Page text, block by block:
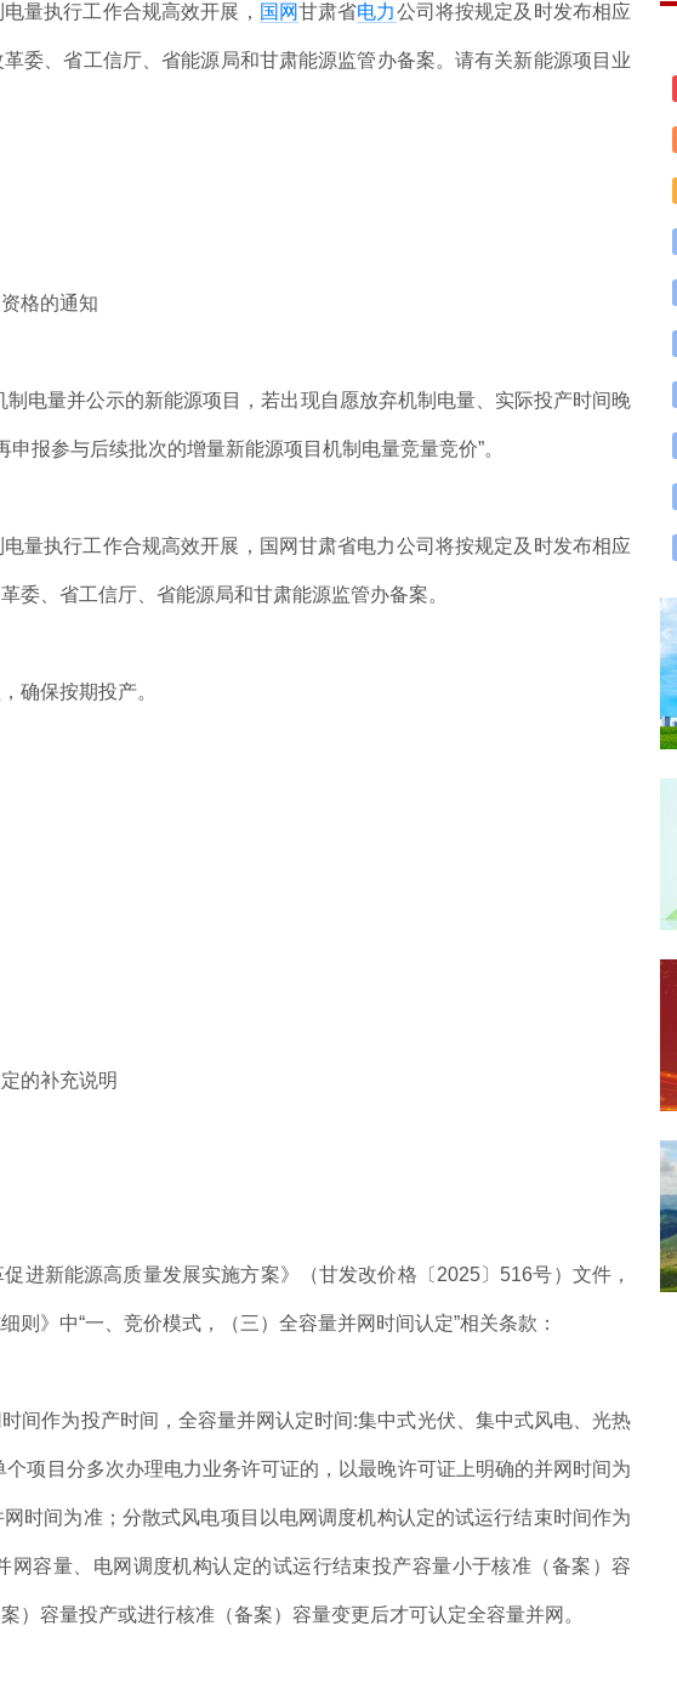
量执行工作合规高效开展， 国网甘肃省电力公司将按规定及时发布相应
委、省工信厅、省能源局和甘肃能源监管办备案。请有关新能源项目业
格的通知
电量并公示的新能源项目，若出现自愿放弃机制电量、实际投产时间晚
报参与后续批次的增量新能源项目机制电量竞量竞价”。
量执行工作合规高效开展，国网甘肃省电力公司将按规定及时发布相应
委、省工信厅、省能源局和甘肃能源监管办备案。
确保按期投产。
的补充说明
进新能源高质量发展实施方案》（甘发改价格〔2025〕516号）文件，
则》中“一、竞价模式，（三）全容量并网时间认定”相关条款：
间作为投产时间，全容量并网认定时间:集中式光伏、集中式风电、光热
项目分多次办理电力业务许可证的，以最晚许可证上明确的并网时间为
时间为准；分散式风电项目以电网调度机构认定的试运行结束时间作为
容量、电网调度机构认定的试运行结束投产容量小于核准（备案）容
）容量投产或进行核准（备案）容量变更后才可认定全容量并网。